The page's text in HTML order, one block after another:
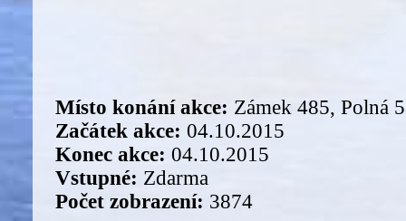
Místo konání akce: Zámek 485, Polná
Začátek akce: 04.10.2015
Konec akce: 04.10.2015
Vstupné: Zdarma
Počet zobrazení: 3874